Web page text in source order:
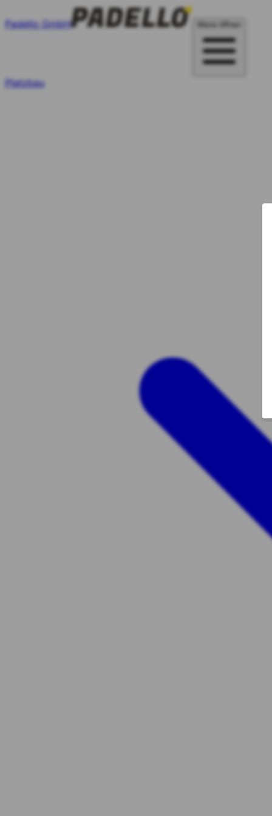
Padello GmbH Menü öffnen
Platzbau